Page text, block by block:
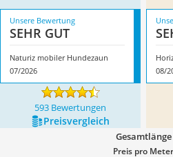
Unsere Bewertung
SEHR GUT
Naturiz mobiler Hundezaun
07/2026
08/
593 Bewertungen
Preis­vergleich
Gesamtlänge
Preis pro Meter